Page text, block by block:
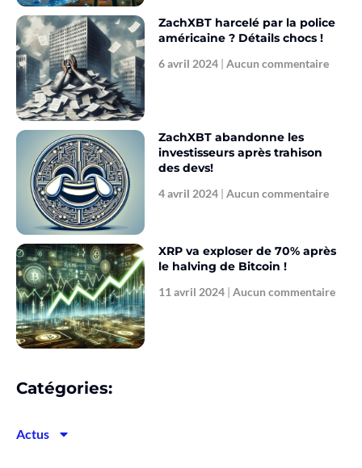
ZachXBT harcelé par la police
américaine ? Détails chocs !
6 avril 2024 Aucun commentaire
ZachXBT abandonne les
investisseurs après trahison
des devs!
4 avril 2024 Aucun commentaire
XRP va exploser de 70% après
le halving de Bitcoin !
11 avril 2024 Aucun commentaire
Catégories:
Actus